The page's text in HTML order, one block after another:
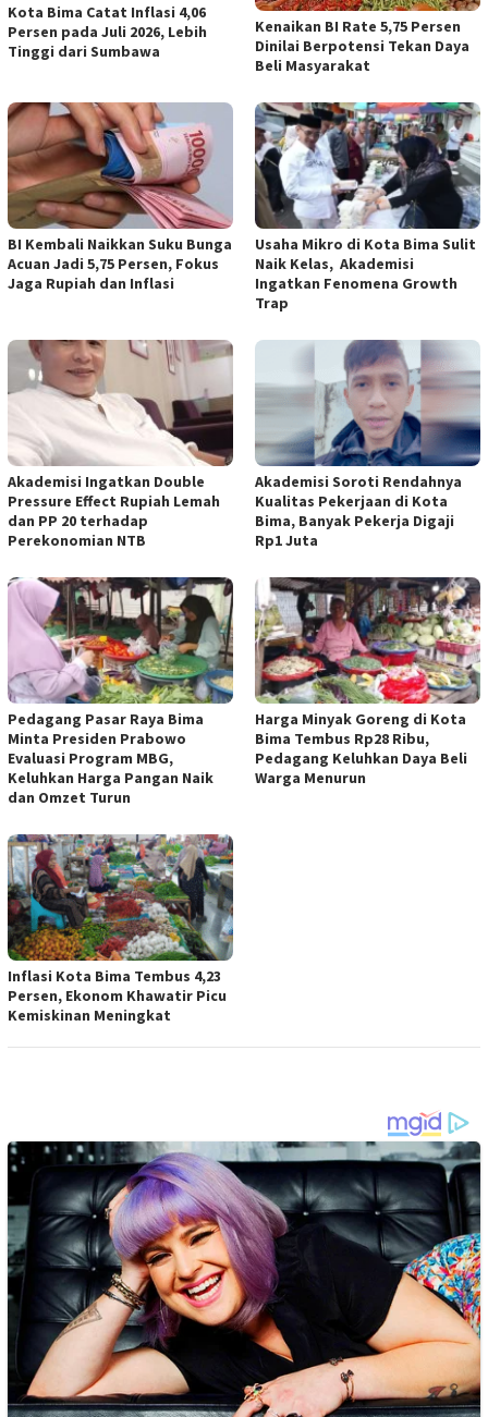
Kota Bima Catat Inflasi 4,06
Persen pada Juli 2026, Lebih
Tinggi dari Sumbawa
Kenaikan BI Rate 5,75 Persen
Dinilai Berpotensi Tekan Daya
Beli Masyarakat
BI Kembali Naikkan Suku Bunga
Acuan Jadi 5,75 Persen, Fokus
Jaga Rupiah dan Inflasi
Usaha Mikro di Kota Bima Sulit
Naik Kelas, Akademisi
Ingatkan Fenomena Growth
Trap
Akademisi Ingatkan Double
Pressure Effect Rupiah Lemah
dan PP 20 terhadap
Perekonomian NTB
Akademisi Soroti Rendahnya
Kualitas Pekerjaan di Kota
Bima, Banyak Pekerja Digaji
Rp1 Juta
Pedagang Pasar Raya Bima
Minta Presiden Prabowo
Evaluasi Program MBG,
Keluhkan Harga Pangan Naik
dan Omzet Turun
Harga Minyak Goreng di Kota
Bima Tembus Rp28 Ribu,
Pedagang Keluhkan Daya Beli
Warga Menurun
Inflasi Kota Bima Tembus 4,23
Persen, Ekonom Khawatir Picu
Kemiskinan Meningkat